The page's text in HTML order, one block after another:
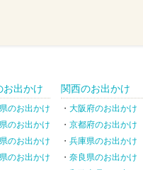
お出かけ
のお出かけ
のお出かけ
のお出かけ
のお出かけ
関西のお出かけ
大阪府のお出かけ
京都府のお出かけ
兵庫県のお出かけ
奈良県のお出かけ